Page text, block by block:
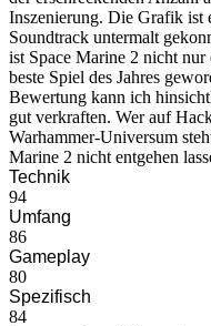
Inszenierung. Die Grafik ist
Soundtrack untermalt
ist Space Marine 2 nicht
beste Spiel des Jahres
Bewertung kann ich
gut verkraften. Wer auf
Warhammer-Universum
Marine 2 nicht entgehen
Technik
94
Umfang
86
Gameplay
80
Spezifisch
84